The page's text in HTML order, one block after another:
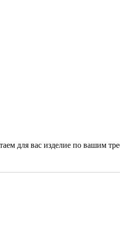
для вас изделие по вашим